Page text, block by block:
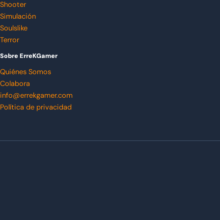
Shooter
Simulación
Soulslike
Terror
Sobre ErreKGamer
Quiénes Somos
Colabora
info@errekgamer.com
Política de privacidad